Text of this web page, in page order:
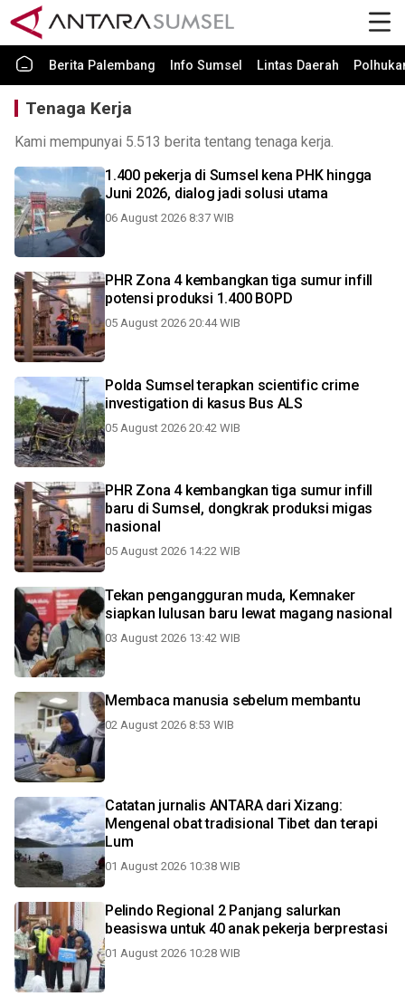
Berita Palembang Info Sumsel Lintas Daerah
Tenaga Kerja
Kami mempunyai 5.513 berita tentang tenaga kerja.
1.400 pekerja di Sumsel kena PHK hingga
Juni 2026, dialog jadi solusi utama
06 August 2026 8:37 WIB
PHR Zona 4 kembangkan tiga sumur infill
potensi produksi 1.400 BOPD
05 August 2026 20:44 WIB
Polda Sumsel terapkan scientific crime
investigation di kasus Bus ALS
05 August 2026 20:42 WIB
PHR Zona 4 kembangkan tiga sumur infill
baru di Sumsel, dongkrak produksi migas
nasional
05 August 2026 14:22 WIB
Tekan pengangguran muda, Kemnaker
siapkan lulusan baru lewat magang nasional
03 August 2026 13:42 WIB
Membaca manusia sebelum membantu
02 August 2026 8:53 WIB
Catatan jurnalis ANTARA dari Xizang:
Mengenal obat tradisional Tibet dan terapi
Lum
01 August 2026 10:38 WIB
Pelindo Regional 2 Panjang salurkan
beasiswa untuk 40 anak pekerja berprestasi
01 August 2026 10:28 WIB